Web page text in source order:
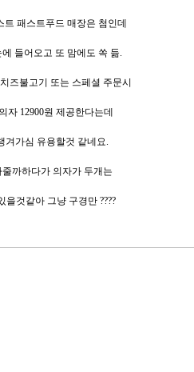
패스트푸드 매장은 첨인데
들어오고 또 맘에도 쏙 듦.
즈불고기 또는 스페셜 주문시
자 12900원 제공한다는데
겨가심 유용할것 같네요.
까하다가 의자가 두개는
을것같아 그냥 구경만 ????